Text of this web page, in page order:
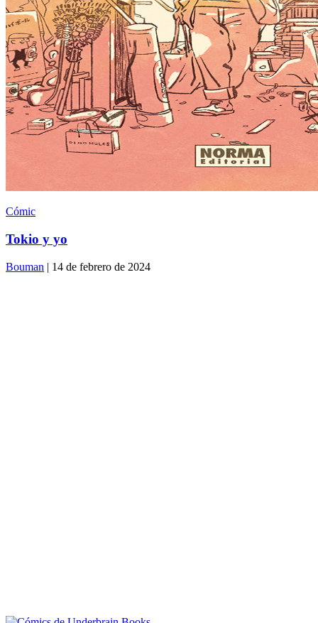
Cómic
Tokio y yo
Bouman | 14 de febrero de 2024